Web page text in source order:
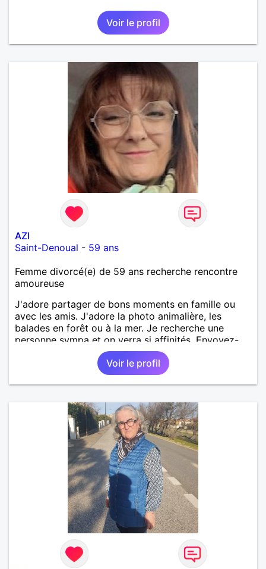
Voir le profil
AZI
Saint-Denoual - 59 ans
Femme divorcé(e) de 59 ans recherche rencontre
amoureuse
J'adore partager de bons moments en famille ou
avec les amis. J'adore la photo animalière, les
balades en forêt ou à la mer. Je recherche une
personne sympa et on verra si affinités. Envoyez-
moi message. A bientôt.
Voir le profil